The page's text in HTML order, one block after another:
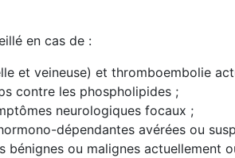
en cas de :
et veineuse) et thromboembolie
contre les phospholipides ;
neurologiques focaux ;
dépendantes avérées ou
bénignes ou malignes actuellement